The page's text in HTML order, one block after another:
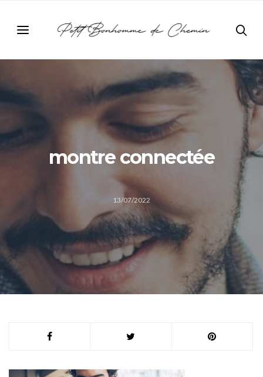
montre connectée
13/07/2022